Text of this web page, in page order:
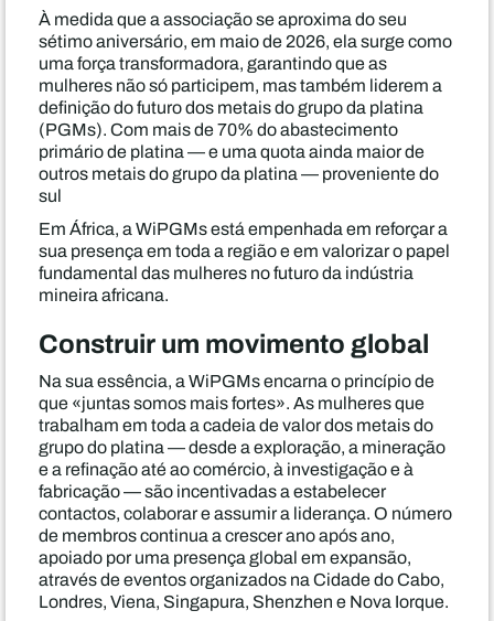
À medida que a associação se aproxima do seu
sétimo aniversário, em maio de 2026, ela surge como
uma força transformadora, garantindo que as
mulheres não só participem, mas também liderem a
definição do futuro dos metais do grupo da platina
(PGMs). Com mais de 70% do abastecimento
primário de platina — e uma quota ainda maior de
outros metais do grupo da platina — proveniente do
sul
Em África, a WiPGMs está empenhada em reforçar a
sua presença em toda a região e em valorizar o papel
fundamental das mulheres no futuro da indústria
mineira africana.
Construir um movimento global
Na sua essência, a WiPGMs encarna o princípio de
que «juntas somos mais fortes». As mulheres que
trabalham em toda a cadeia de valor dos metais do
grupo do platina — desde a exploração, a mineração
e a refinação até ao comércio, à investigação e à
fabricação — são incentivadas a estabelecer
contactos, colaborar e assumir a liderança. O número
de membros continua a crescer ano após ano,
apoiado por uma presença global em expansão,
através de eventos organizados na Cidade do Cabo,
Londres, Viena, Singapura, Shenzhen e Nova Iorque.